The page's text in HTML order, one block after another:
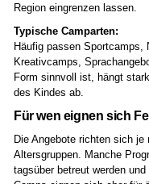
Region eingrenzen lassen.
Typische Camparten:
Häufig passen Sportcamps,
Kreativcamps,
Form sinnvoll ist, hängt
des Kindes ab.
Für wen eignen sich
Die Angebote richten sich
Altersgruppen. Manche
tagsüber betreut werden